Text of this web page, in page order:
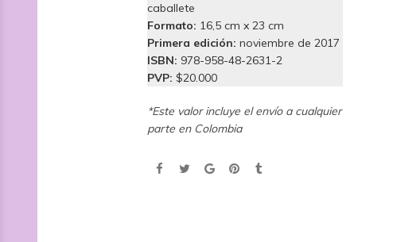
caballete
Formato: 16,5 cm x 23 cm
Primera edición: noviembre de 2017
ISBN: 978-958-48-2631-2
PVP: $20.000
*Este valor incluye el envío a cualquier
parte en Colombia